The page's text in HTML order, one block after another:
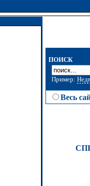
ПОИСК
Пример:
Весь